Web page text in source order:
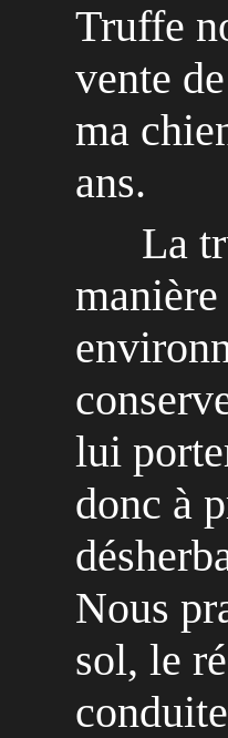
Truffe
vente
ma
ans.
La
lui
donc à
Nous
sol, le